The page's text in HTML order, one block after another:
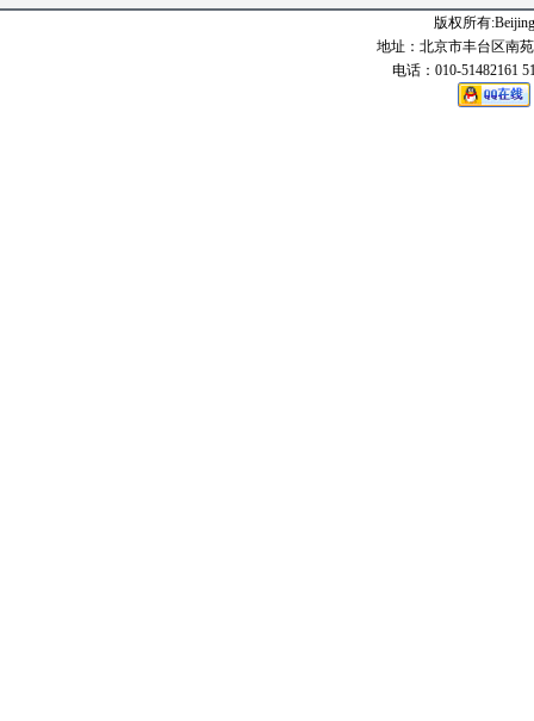
版权所有
地址：北京市丰台区南
电话：010-51482161